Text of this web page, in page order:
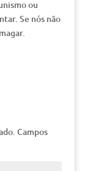
ou
Se nós não
Campos